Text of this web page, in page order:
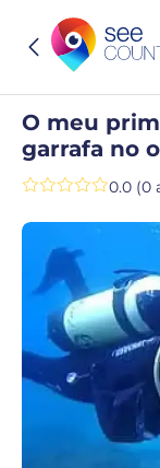
O meu
garrafa no
0.0 (0